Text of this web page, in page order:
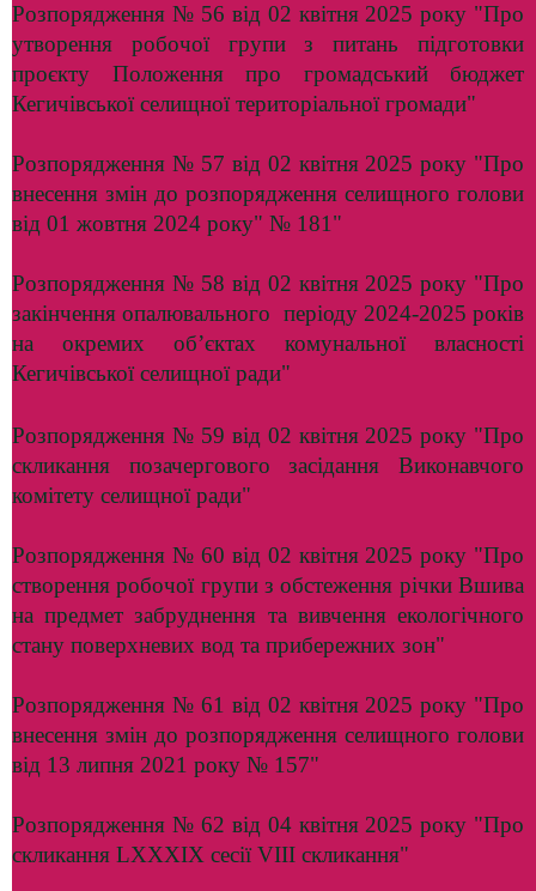
Розпорядження № 56 від 02 квітня 2025 року "Про
утворення робочої групи з питань підготовки
проєкту Положення про громадський бюджет
Кегичівської селищної територіальної громади"
Розпорядження № 57 від 02 квітня 2025 року "Про
внесення змін до розпорядження селищного голови
від 01 жовтня 2024 року" № 181"
Розпорядження № 58 від 02 квітня 2025 року "Про
закінчення опалювального періоду 2024-2025 років
на окремих об’єктах комунальної власності
Кегичівської селищної ради"
Розпорядження № 59 від 02 квітня 2025 року "Про
скликання позачергового засідання Виконавчого
комітету селищної ради"
Розпорядження № 60 від 02 квітня 2025 року "Про
створення робочої групи з обстеження річки Вшива
на предмет забруднення та вивчення екологічного
стану поверхневих вод та прибережних зон"
Розпорядження № 61 від 02 квітня 2025 року "Про
внесення змін до розпорядження селищного голови
від 13 липня 2021 року № 157"
Розпорядження № 62 від 04 квітня 2025 року "Про
скликання LXXXIX сесії VIII скликання"